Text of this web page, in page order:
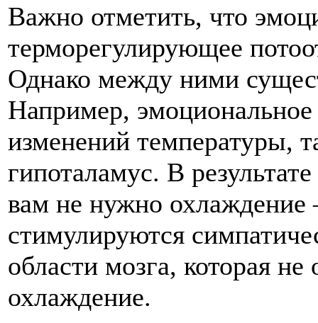
Важно отметить, что
терморегулирующее
Однако между ними
Например, эмоциональное
изменений температуры,
гипоталамус. В
вам не нужно
стимулируются
области мозга, которая не
охлаждение.